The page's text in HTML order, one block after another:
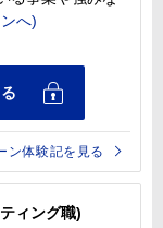
ン体験記を見る
ィング職)